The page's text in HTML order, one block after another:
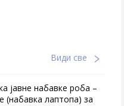
Види све
јавне набавке роба –
(набавка лаптопа) за